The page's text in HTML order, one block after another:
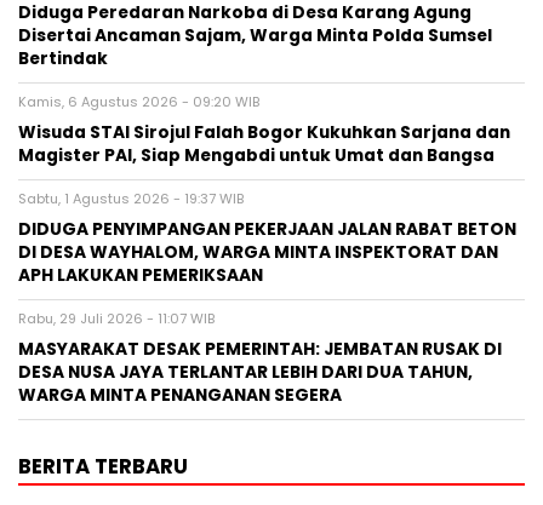
Diduga Peredaran Narkoba di Desa Karang Agung
Disertai Ancaman Sajam, Warga Minta Polda Sumsel
Bertindak
Kamis, 6 Agustus 2026 - 09:20 WIB
Wisuda STAI Sirojul Falah Bogor Kukuhkan Sarjana dan
Magister PAI, Siap Mengabdi untuk Umat dan Bangsa
Sabtu, 1 Agustus 2026 - 19:37 WIB
DIDUGA PENYIMPANGAN PEKERJAAN JALAN RABAT BETON
DI DESA WAYHALOM, WARGA MINTA INSPEKTORAT DAN
APH LAKUKAN PEMERIKSAAN
Rabu, 29 Juli 2026 - 11:07 WIB
MASYARAKAT DESAK PEMERINTAH: JEMBATAN RUSAK DI
DESA NUSA JAYA TERLANTAR LEBIH DARI DUA TAHUN,
WARGA MINTA PENANGANAN SEGERA
BERITA TERBARU